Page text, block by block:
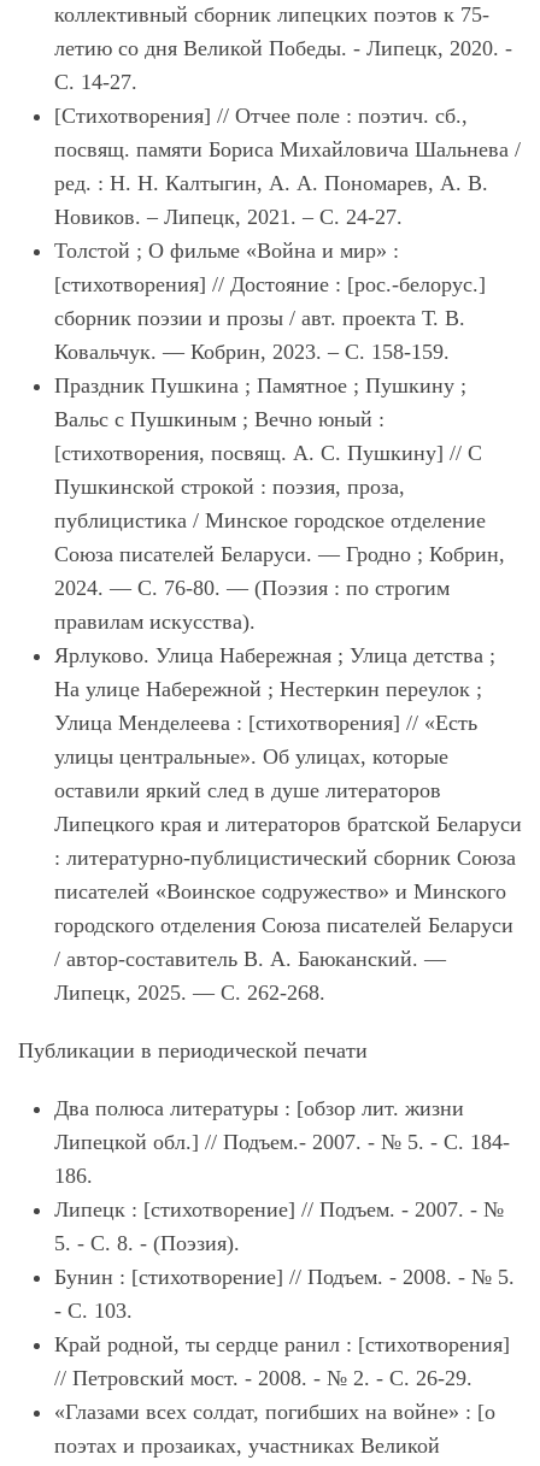
коллективный сборник липецких поэтов к 75-
летию со дня Великой Победы. - Липецк, 2020. -
С. 14-27.
[Стихотворения] // Отчее поле : поэтич. сб.,
посвящ. памяти Бориса Михайловича Шальнева /
ред. : Н. Н. Калтыгин, А. А. Пономарев, А. В.
Новиков. – Липецк, 2021. – С. 24-27.
Толстой ; О фильме «Война и мир» :
[стихотворения] // Достояние : [рос.-белорус.]
сборник поэзии и прозы / авт. проекта Т. В.
Ковальчук. — Кобрин, 2023. – C. 158-159.
Праздник Пушкина ; Памятное ; Пушкину ;
Вальс с Пушкиным ; Вечно юный :
[стихотворения, посвящ. А. С. Пушкину] // С
Пушкинской строкой : поэзия, проза,
публицистика / Минское городское отделение
Союза писателей Беларуси. — Гродно ; Кобрин,
2024. — С. 76-80. — (Поэзия : по строгим
правилам искусства).
Ярлуково. Улица Набережная ; Улица детства ;
На улице Набережной ; Нестеркин переулок ;
Улица Менделеева : [стихотворения] // «Есть
улицы центральные». Об улицах, которые
оставили яркий след в душе литераторов
Липецкого края и литераторов братской Беларуси
: литературно-публицистический сборник Союза
писателей «Воинское содружество» и Минского
городского отделения Союза писателей Беларуси
/ автор-составитель В. А. Баюканский. —
Липецк, 2025. — С. 262-268.
Публикации в периодической печати
Два полюса литературы : [обзор лит. жизни
Липецкой обл.] // Подъем.- 2007. - № 5. - С. 184-
186.
Липецк : [стихотворение] // Подъем. - 2007. - №
5. - С. 8. - (Поэзия).
Бунин : [стихотворение] // Подъем. - 2008. - № 5.
- С. 103.
Край родной, ты сердце ранил : [стихотворения]
// Петровский мост. - 2008. - № 2. - С. 26-29.
«Глазами всех солдат, погибших на войне» : [о
поэтах и прозаиках, участниках Великой